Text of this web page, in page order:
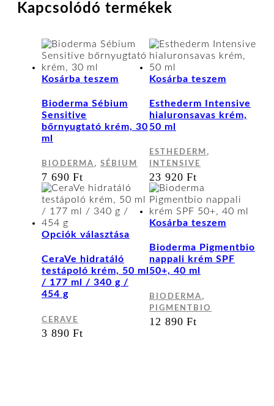
Kapcsolódó termékek
Kosárba teszem
Bioderma Sébium
Sensitive
bőrnyugtató krém, 30
ml
BIODERMA , SÉBIUM
7 690Ft
Kosárba teszem
Esthederm Intensive
hialuronsavas krém,
50 ml
ESTHEDERM ,
INTENSIVE
23 920Ft
Opciók választása
terméknek
több
változatok
CeraVe hidratáló
testápoló krém, 50 ml
/ 177 ml / 340 g /
454 g
CERAVE
3 890Ft
Kosárba teszem
Bioderma Pigmentbio
nappali krém SPF
50+, 40 ml
BIODERMA ,
PIGMENTBIO
12 890Ft